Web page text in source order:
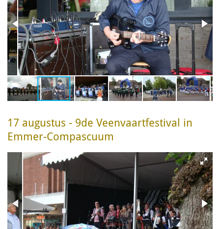
17 augustus - 9de Veenvaartfestival in
Emmer-Compascuum